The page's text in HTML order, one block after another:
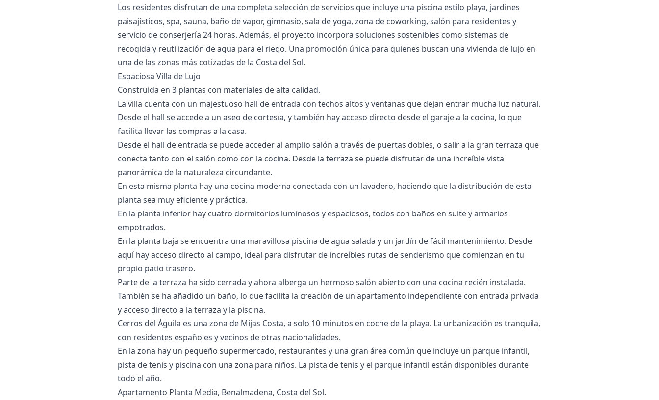
Los residentes disfrutan de una completa selección de servicios que incluye una piscina estilo playa, jardines
paisajísticos, spa, sauna, baño de vapor, gimnasio, sala de yoga, zona de coworking, salón para residentes y
servicio de conserjería 24 horas. Además, el proyecto incorpora soluciones sostenibles como sistemas de
recogida ‌y ‌reutilización ‌de ‌agua ‌para el riego. Una promoción ‌única ‌para ‌quienes buscan una ‌vivienda ‌de ‌lujo ‌en
una ‌de las zonas ‌más ‌cotizadas ‌de ‌la ‌Costa ‌del ‌Sol.
Espaciosa Villa de Lujo
Construida en 3 plantas con materiales de alta calidad.
La villa cuenta con un majestuoso hall de entrada con techos altos y ventanas que dejan entrar mucha luz natural.
Desde el hall se accede a un aseo de cortesía, y también hay acceso directo desde el garaje a la cocina, lo que
facilita llevar las compras a la casa.
Desde el hall de entrada se puede acceder al amplio salón a través de puertas dobles, o salir a la gran terraza que
conecta tanto con el salón como con la cocina. Desde la terraza se puede disfrutar de una increíble vista
panorámica de la naturaleza circundante.
En esta misma planta hay una cocina moderna conectada con un lavadero, haciendo que la distribución de esta
planta sea muy eficiente y práctica.
En la planta inferior hay cuatro dormitorios luminosos y espaciosos, todos con baños en suite y armarios
empotrados.
En la planta baja se encuentra una maravillosa piscina de agua salada y un jardín de fácil mantenimiento. Desde
aquí hay acceso directo al campo, ideal para disfrutar de increíbles rutas de senderismo que comienzan en tu
propio patio trasero.
Parte de la terraza ha sido cerrada y ahora alberga un hermoso salón abierto con una cocina recién instalada.
También se ha añadido un baño, lo que facilita la creación de un apartamento independiente con entrada privada
y acceso directo a la terraza y la piscina.
Cerros del Águila es una zona de Mijas Costa, a solo 10 minutos en coche de la playa. La urbanización es tranquila,
con residentes españoles y vecinos de otras nacionalidades.
En la zona hay un pequeño supermercado, restaurantes y una gran área común ‌que ‌incluye ‌un ‌parque ‌infantil,
pista de tenis y ‌piscina ‌con ‌una zona para ‌niños. ‌La ‌pista ‌de tenis ‌y el parque ‌infantil ‌están ‌disponibles ‌durante
‌todo ‌el ‌año.
Apartamento Planta Media, Benalmadena, Costa del Sol.